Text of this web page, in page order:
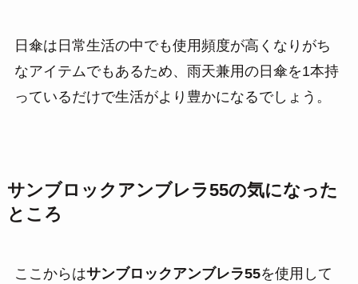
日傘は日常生活の中でも使用頻度が高くなりがち
なアイテムでもあるため、雨天兼用の日傘を1本持
っているだけで生活がより豊かになるでしょう。
サンブロックアンブレラ55の気になった
ところ
ここからはサンブロックアンブレラ55を使用して